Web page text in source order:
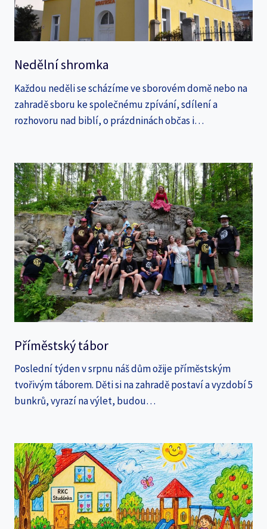
Nedělní shromka
Každou neděli se scházíme ve sborovém domě nebo na
zahradě sboru ke společnému zpívání, sdílení a
rozhovoru nad biblí, o prázdninách občas i…
Příměstský tábor
Poslední týden v srpnu náš dům ožije příměstským
tvořivým táborem. Děti si na zahradě postaví a vyzdobí 5
bunkrů, vyrazí na výlet, budou…